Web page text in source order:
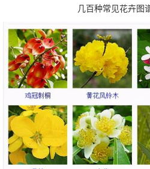
几百种常见花卉图